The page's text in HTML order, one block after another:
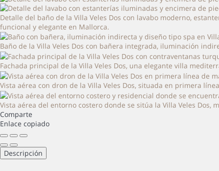
Detalle del baño de la Villa Veles Dos con lavabo moderno,
funcional y elegante en Mallorca.
Baño de la Villa Veles Dos con bañera integrada, iluminación
Fachada principal de la Villa Veles Dos, una elegante villa
Vista aérea con dron de la Villa Veles Dos, situada en primera
Vista aérea del entorno costero donde se sitúa la Villa Veles
Comparte
Enlace copiado
Descripción